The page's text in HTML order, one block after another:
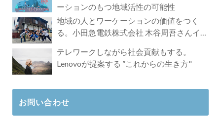
ーションのもつ地域活性の可能性
地域の人とワーケーションの価値をつく
る。小田急電鉄株式会社 木谷周吾さんイン
テレワークしながら社会貢献もする。
Lenovoが提案する ”これからの生き方"
お問い合わせ